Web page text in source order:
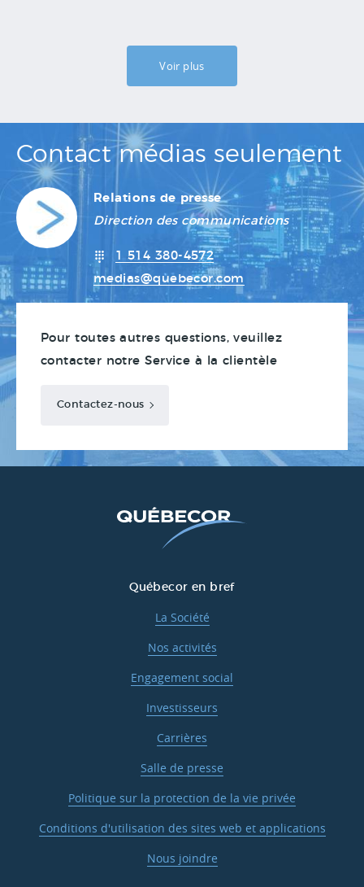
Voir plus
Contact médias seulement
Relations de presse
Direction des communications
1 514 380-4572
medias@quebecor.com
Pour toutes autres questions, veuillez
contacter notre Service à la clientèle
Contactez-nous
Québecor en bref
La Société
Nos activités
Engagement social
Investisseurs
Carrières
Salle de presse
Politique sur la protection de la vie privée
Conditions d'utilisation des sites web et applications
Nous joindre